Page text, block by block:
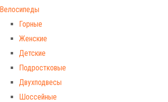
Велосипеды
Горные
Женские
Детские
Подростковые
Двухподвесы
Шоссейные